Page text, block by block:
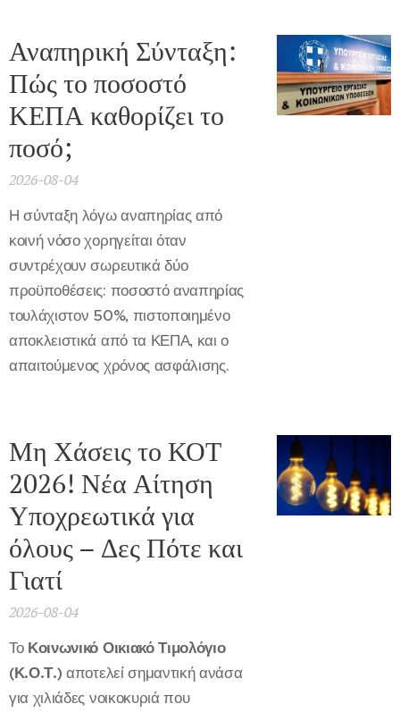
Αναπηρική Σύνταξη:
Πώς το ποσοστό
ΚΕΠΑ καθορίζει το
ποσό;
2026-08-04
Η σύνταξη λόγω αναπηρίας από
κοινή νόσο χορηγείται όταν
συντρέχουν σωρευτικά δύο
προϋποθέσεις: ποσοστό αναπηρίας
τουλάχιστον 50%, πιστοποιημένο
αποκλειστικά από τα ΚΕΠΑ, και ο
απαιτούμενος χρόνος ασφάλισης.
Μη Χάσεις το ΚΟΤ
2026! Νέα Αίτηση
Υποχρεωτικά για
όλους – Δες Πότε και
Γιατί
2026-08-04
Το Κοινωνικό Οικιακό Τιμολόγιο
(Κ.Ο.Τ.) αποτελεί σημαντική ανάσα
για χιλιάδες νοικοκυριά που